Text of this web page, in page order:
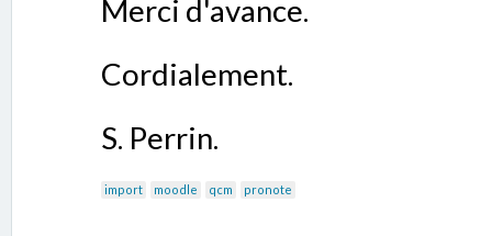
Merci d'avance.
Cordialement.
S. Perrin.
import moodle qcm pronote